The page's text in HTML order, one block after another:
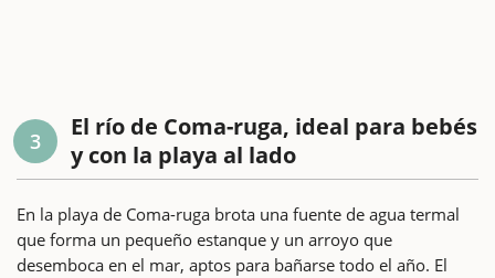
3
El río de Coma-ruga, ideal para bebés
y con la playa al lado
En la playa de Coma-ruga brota una fuente de agua termal
que forma un pequeño estanque y un arroyo que
desemboca en el mar, aptos para bañarse todo el año. El